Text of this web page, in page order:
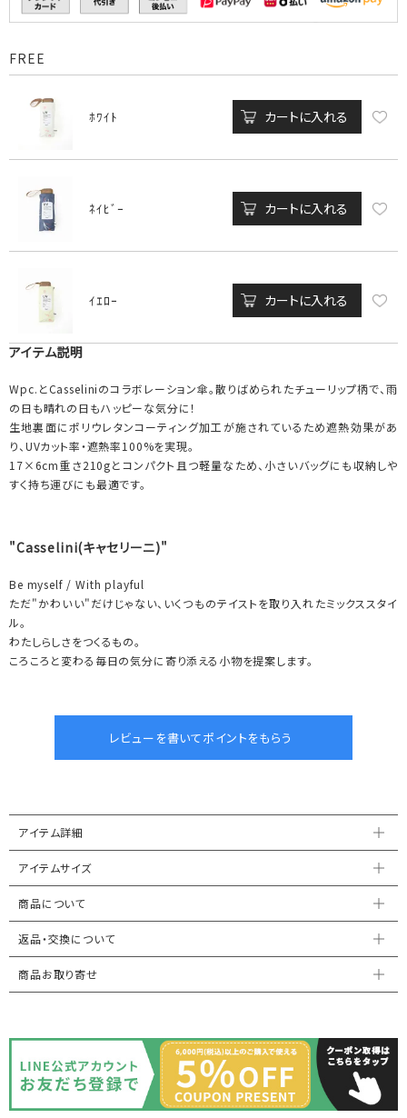
FREE
ﾎﾜｲﾄ カートに入れる
ﾈｲﾋﾞｰ カートに入れる
ｲｴﾛｰ カートに入れる
アイテム説明
Wpc.とCasseliniのコラボレーション傘。散りばめられたチューリップ柄で、雨
の日も晴れの日もハッピーな気分に！
生地裏面にポリウレタンコーティング加工が施されているため遮熱効果があ
り、UVカット率・遮熱率100%を実現。
17×6cm重さ210gとコンパクト且つ軽量なため、小さいバッグにも収納しや
すく持ち運びにも最適です。
"Casselini(キャセリーニ)"
Be myself / With playful
ただ"かわいい"だけじゃない、いくつものテイストを取り入れたミックススタイ
ル。
わたしらしさをつくるもの。
ころころと変わる毎日の気分に寄り添える小物を提案します。
アイテム詳細
アイテムサイズ
商品について
返品・交換について
商品お取り寄せ